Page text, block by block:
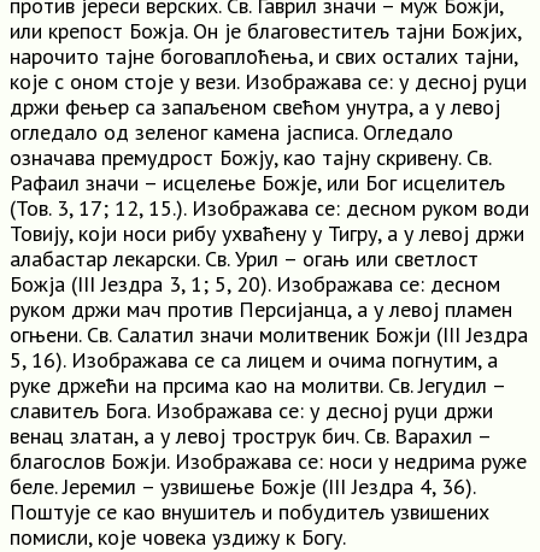
или крепост Божја. Он је благовеститељ тајни Божјих,
нарочито тајне боговаплоћења, и свих осталих тајни,
које с оном стоје у вези. Изображава се: у десној руци
држи фењер са запаљеном свећом унутра, а у левој
огледало од зеленог камена јасписа. Огледало
означава премудрост Божју, као тајну скривену. Св.
Рафаил значи – исцелење Божје, или Бог исцелитељ
(Тов. 3, 17; 12, 15.). Изображава се: десном руком води
Товију, који носи рибу ухваћену у Тигру, а у левој држи
алабастар лекарски. Св. Урил – огањ или светлост
Божја (III Јездра 3, 1; 5, 20). Изображава се: десном
руком држи мач против Персијанца, а у левој пламен
огњени. Св. Салатил значи молитвеник Божји (III Јездра
5, 16). Изображава се са лицем и очима погнутим, а
руке држећи на прсима као на молитви. Св. Јегудил –
славитељ Бога. Изображава се: у десној руци држи
венац златан, а у левој трострук бич. Св. Варахил –
благослов Божји. Изображава се: носи у недрима руже
беле. Јеремил – узвишење Божје (III Јездра 4, 36).
Поштује се као внушитељ и побудитељ узвишених
помисли, које човека уздижу к Богу.